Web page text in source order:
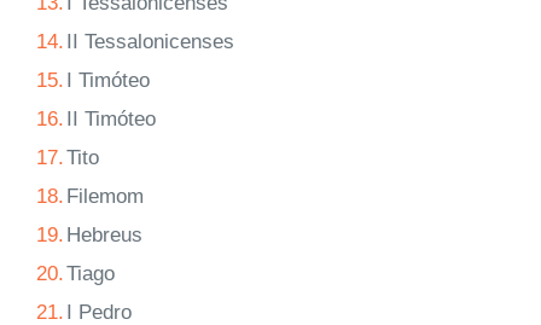
14. II Tessalonicenses
15. I Timóteo
16. II Timóteo
17.Tito
18. Filemom
19. Hebreus
20.Tiago
21. I Pedro